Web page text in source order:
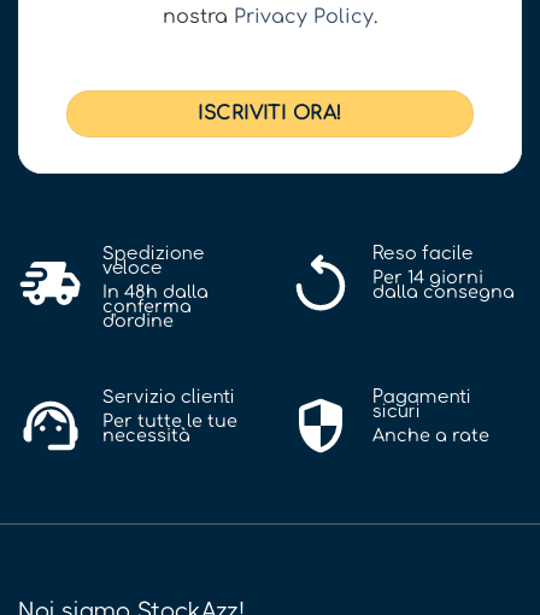
nostra Privacy Policy.
Spedizione
veloce
In 48h dalla
conferma
d'ordine
Reso facile
Per 14 giorni
dalla consegna
Servizio clienti
Per tutte le tue
necessità
Pagamenti
sicuri
Anche a rate